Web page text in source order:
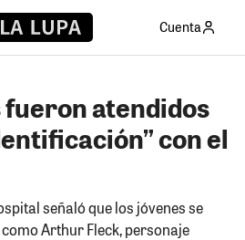
Cuenta
fueron atendidos
con el
señaló que los jóvenes se
Arthur Fleck, personaje